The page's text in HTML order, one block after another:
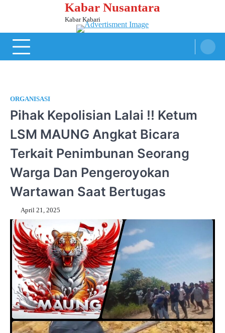
Kabar Nusantara
Kabar Kabari
ORGANISASI
Pihak Kepolisian Lalai !! Ketum
LSM MAUNG Angkat Bicara
Terkait Penimbunan Seorang
Warga Dan Pengeroyokan
Wartawan Saat Bertugas
April 21, 2025